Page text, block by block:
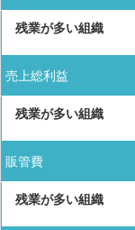
売上総利益
販管費